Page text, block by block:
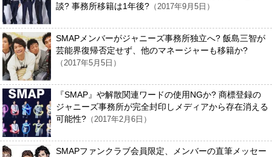
談? 事務所移籍は1年後? （2017年9月5日）
SMAPメンバーがジャニーズ事務所独立へ? 飯島三智が
芸能界復帰否定せず、他のマネージャーも移籍か?
（2017年5月5日）
『SMAP』や解散関連ワードの使用NGか? 商標登録の
ジャニーズ事務所が完全封印しメディアから存在消える
可能性? （2017年2月6日）
SMAPファンクラブ会員限定、メンバーの直筆メッセー